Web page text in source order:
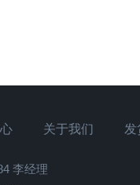
关于我们 发
李经理